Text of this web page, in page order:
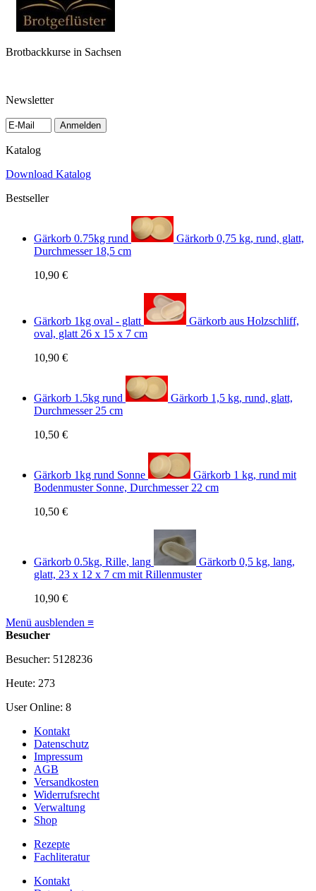
Brotbackkurse in Sachsen
Newsletter
Anmelden
Katalog
Download Katalog
Bestseller
Gärkorb 0.75kg rund
Gärkorb 0,75 kg, rund, glatt,
Durchmesser 18,5 cm
10,90 €
Gärkorb 1kg oval - glatt
Gärkorb aus Holzschliff,
oval, glatt 26 x 15 x 7 cm
10,90 €
Gärkorb 1.5kg rund
Gärkorb 1,5 kg, rund, glatt,
Durchmesser 25 cm
10,50 €
Gärkorb 1kg rund Sonne
Gärkorb 1 kg, rund mit
Bodenmuster Sonne, Durchmesser 22 cm
10,50 €
Gärkorb 0.5kg, Rille, lang
Gärkorb 0,5 kg, lang,
glatt, 23 x 12 x 7 cm mit Rillenmuster
10,90 €
Menü ausblenden ≡
Besucher
Besucher: 5128236
Heute: 273
User Online: 8
Kontakt
Datenschutz
Impressum
AGB
Versandkosten
Widerrufsrecht
Verwaltung
Shop
Rezepte
Fachliteratur
Kontakt